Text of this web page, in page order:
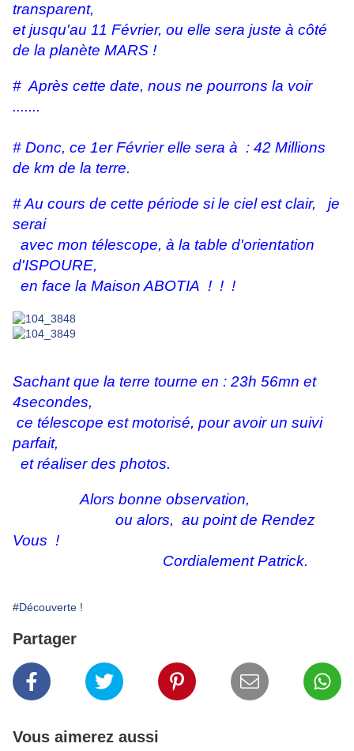
transparent,
et jusqu'au 11 Février, ou elle sera juste à côté
de la planète MARS !
# Après cette date, nous ne pourrons la voir
.......
# Donc, ce 1er Février elle sera à : 42 Millions
de km de la terre.
# Au cours de cette période si le ciel est clair, je
serai
avec mon télescope, à la table d'orientation
d'ISPOURE,
en face la Maison ABOTIA ! ! !
Sachant que la terre tourne en : 23h 56mn et
4secondes,
ce télescope est motorisé, pour avoir un suivi
parfait,
et réaliser des photos.
Alors bonne observation,
ou alors, au point de Rendez
Vous !
Cordialement Patrick.
#Découverte !
Partager
Vous aimerez aussi